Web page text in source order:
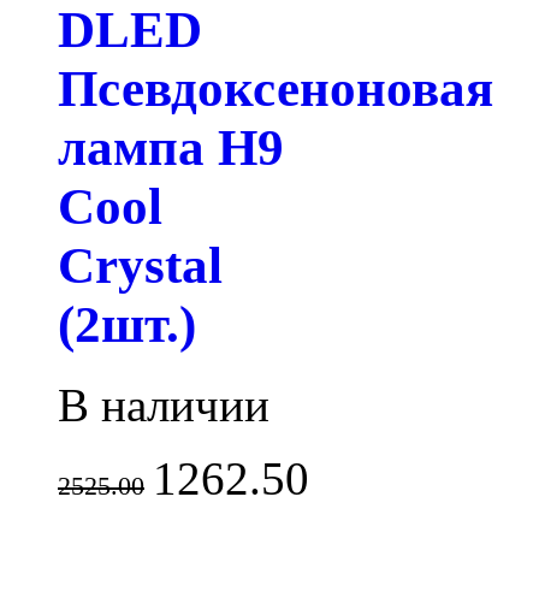
DLED
Псевдоксеноновая
лампа H9
Cool
Crystal
(2шт.)
В наличии
2525.00 1262.50